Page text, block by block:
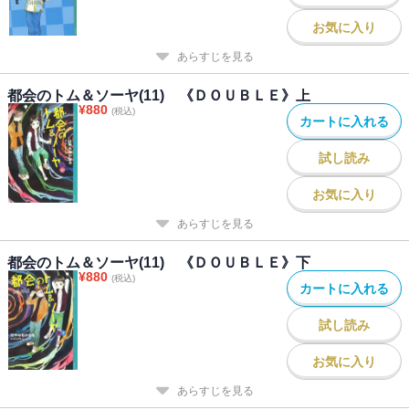
お気に入り
あらすじを見る
都会のトム＆ソーヤ(11) 《ＤＯＵＢＬＥ》上
¥880 (税込)
カートに入れる
試し読み
お気に入り
あらすじを見る
都会のトム＆ソーヤ(11) 《ＤＯＵＢＬＥ》下
¥880 (税込)
カートに入れる
試し読み
お気に入り
あらすじを見る